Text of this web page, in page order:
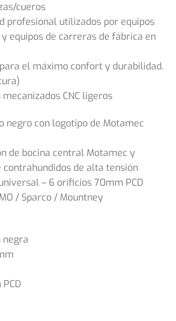
cueros
profesional utilizados por equipos
equipos de carreras de fábrica en
para el máximo confort y durabilidad.
CNC ligeros
negro con logotipo de Motamec
de bocina central Motamec y
contrahundidos de alta tensión
– 6 orificios 70mm PCD
/ Sparco / Mountney
negra